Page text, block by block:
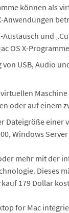
können als
Anwendungen
und
OS X-
USB, Audio
oder auf einem
Dateigröße einer
Windows
mehr mit der
Dieses
179 Dollar
for Mac